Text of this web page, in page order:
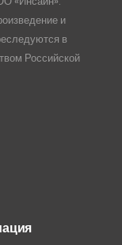
и
в
Российской